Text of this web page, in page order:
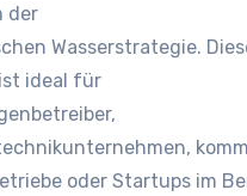
der
Wasserstrategie.
ideal für
oder Startups im